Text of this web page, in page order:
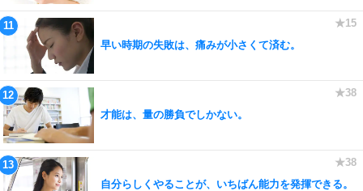
早い時期の失敗は、痛みが小さくて済む。
才能は、量の勝負でしかない。
自分らしくやることが、いちばん能力を発揮できる。